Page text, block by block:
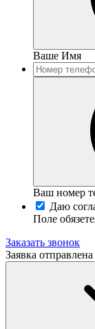
Ваше Имя
Ваш номер
Даю
Поле
Заказать звонок
Заявка отправлена